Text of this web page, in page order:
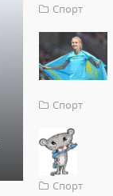
Спорт
Спорт
Спорт